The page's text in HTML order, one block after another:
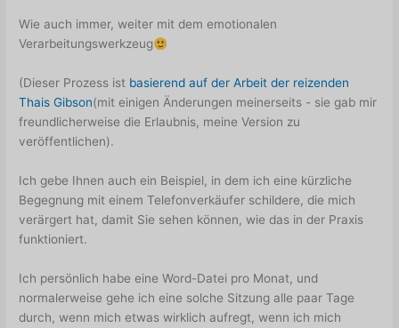
Wie auch immer, weiter mit dem emotionalen
Verarbeitungswerkzeug
(Dieser Prozess ist basierend auf der Arbeit der reizenden
Thais Gibson(mit einigen Änderungen meinerseits - sie gab mir
freundlicherweise die Erlaubnis, meine Version zu
veröffentlichen).
Ich gebe Ihnen auch ein Beispiel, in dem ich eine kürzliche
Begegnung mit einem Telefonverkäufer schildere, die mich
verärgert hat, damit Sie sehen können, wie das in der Praxis
funktioniert.
Ich persönlich habe eine Word-Datei pro Monat, und
normalerweise gehe ich eine solche Sitzung alle paar Tage
durch, wenn mich etwas wirklich aufregt, wenn ich mich